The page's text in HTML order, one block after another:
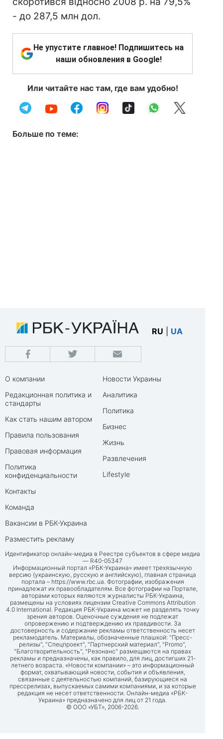
- до 287,5 млн дол.
Не упустите главное! Подпишитесь на
наши обновления в Google!
Или читайте нас там, где вам удобно!
Больше по теме:
RU UA
О компании
Редакционная политика и
стандарты
Как стать нашим автором
Правила пользования
Правовая информация
Политика
конфиденциальности
Контакты
Команда
Вакансии в РБК-Украина
Разместить рекламу
Новости Украины
Аналитика
Политика
Бизнес
Жизнь
Развлечения
Lifestyle
Идентификатор онлайн-медиа в Реестре субъектов в сфере медиа
— R40-05347
Информационный портал «РБК-Украина» имеет трехязычную
версию (украинскую, русскую и английскую), главная страница
портала – https://www.rbc.ua. Фотографии, изображения
принадлежат их правообладателям. Все фотографии на Портале,
авторами которых являются журналисты РБК-Украина,
размещены на условиях лицензии Creative Commons Attribution
4.0 International. Редакция РБК-Украина может не разделять точку
зрения авторов. Оценочные суждения не подлежат
опровержению и подтверждению их правдивости. За
достоверность и содержание рекламы ответственность несет
рекламодатель. Материалы, обозначенные плашкой: "Пресс-
релизы", "Спецпроект", "Партнерский материал", "Promo",
"Благотворительность", "Резонанс" размещаются на правах
рекламы и предназначены, как правило, для лиц, достигших 21-
летнего возраста. «Новости компании» – это информационный
формат, охватывающий новости, события и объявления,
связанные с деятельностью компаний, базирующиеся на
прессрелизах, выпускаемых самими компаниями, и за которые
редакция не несет ответственности. Онлайн-медиа «РБК-
Украина» предназначено для лиц от 21 года.
© ООО «УБТ», 2006-2026.